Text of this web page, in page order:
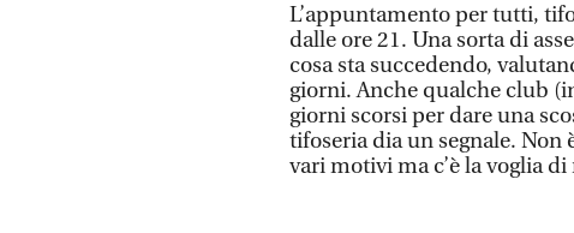
L’appuntamento per tutti,
dalle ore 21. Una sorta di
cosa sta succedendo,
giorni. Anche qualche club
giorni scorsi per dare una
tifoseria dia un segnale.
vari motivi ma c’è la voglia di